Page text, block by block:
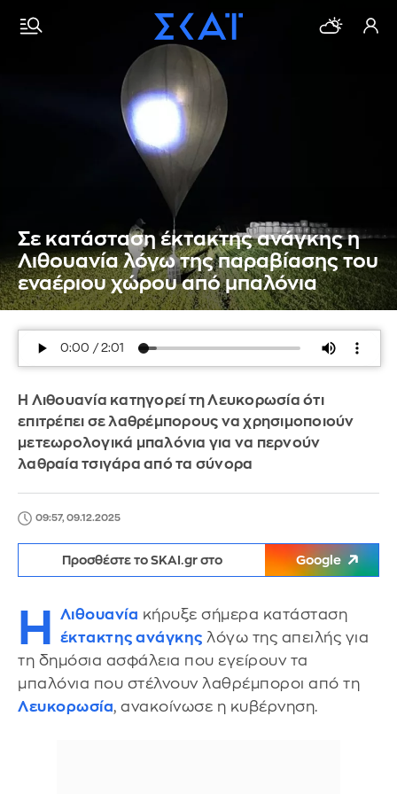
Σε κατάσταση έκτακτης ανάγκης η
Λιθουανία λόγω της παραβίασης του
εναέριου χώρου από μπαλόνια
Η Λιθουανία κατηγορεί τη Λευκορωσία ότι
επιτρέπει σε λαθρέμπορους να χρησιμοποιούν
μετεωρολογικά μπαλόνια για να περνούν
λαθραία τσιγάρα από τα σύνορα
09:57, 09.12.2025
Προσθέστε το SKAI.gr στο Google
Η Λιθουανία κήρυξε σήμερα κατάσταση
έκτακτης ανάγκης λόγω της απειλής για
τη δημόσια ασφάλεια που εγείρουν τα
μπαλόνια που στέλνουν λαθρέμποροι από τη
Λευκορωσία, ανακοίνωσε η κυβέρνηση.